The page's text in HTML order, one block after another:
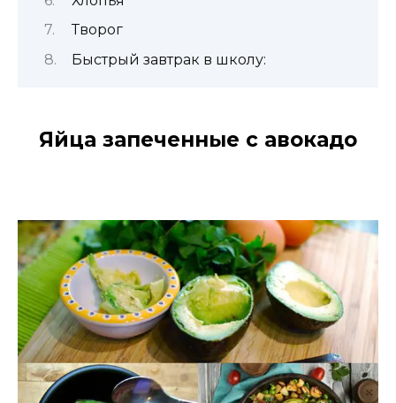
Творог
Быстрый завтрак в школу:
Яйца запеченные с авокадо